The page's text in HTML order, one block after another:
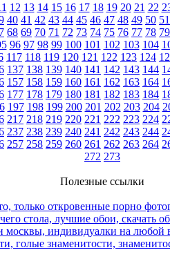
12 13 14 15 16 17 18 19 20 21 22
40 41 42 43 44 45 46 47 48 49 50 51
68 69 70 71 72 73 74 75 76 77 78 79
96 97 98 99 100 101 102 103 104
117 118 119 120 121 122 123 124
137 138 139 140 141 142 143 144
157 158 159 160 161 162 163 164
177 178 179 180 181 182 183 184
197 198 199 200 201 202 203 204
217 218 219 220 221 222 223 224
237 238 239 240 241 242 243 244
257 258 259 260 261 262 263 264
272 273
Полезные ссылки
только откровенные порно
стола, лучшие обои, скачать
москвы, индивидуалки на любой
голые знаменитости,